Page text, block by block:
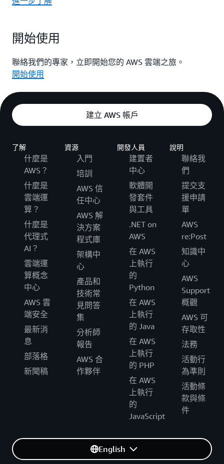
開始使用
聯絡我們的專家，立即開始您的 AWS 雲端之旅。
開始使用
建立 AWS 帳戶
了解
什麼是
AWS？
什麼是
雲端運
算？
什麼是
代理式
AI？
雲端運
算概念
中心
AWS 雲
端安全
最新消
息
部落格
新聞稿
資源
入門
培訓
AWS 信
任中心
AWS 解
決方案
程式庫
架構中
心
產品和
技術常
見問答
集
分析師
報告
AWS 合
作夥伴
開發人員
建置者
中心
軟體開
發套件
與工具
.NET on
AWS
在 AWS
上執行
的
Python
在 AWS
上執行
的 Java
在 AWS
上執行
的 PHP
在 AWS
上執行
的
JavaScript
說明
聯絡我
們
提交支
援申請
單
AWS
re:Post
知識中
心
AWS
Support
概觀
AWS 可
存取性
法務
活動行
為準則
活動條
款與條
件
English